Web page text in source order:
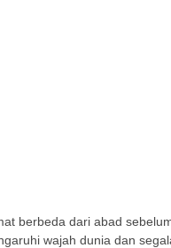
berbeda dari abad
wajah dunia dan